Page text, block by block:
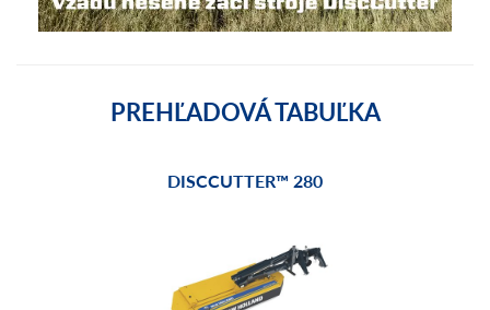
PREHĽADOVÁ TABUĽKA
DISCCUTTER™ 280